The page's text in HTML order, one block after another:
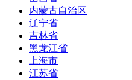
内蒙古自治区
辽宁省
吉林省
黑龙江省
上海市
江苏省